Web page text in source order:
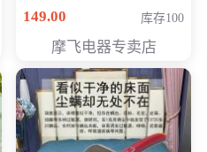
98元
149.00 库存100
摩飞电器专卖店